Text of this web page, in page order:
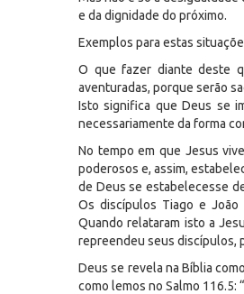
e da dignidade do próximo.
Exemplos para estas
O que fazer diante deste
aventuradas, porque serão
Isto significa que Deus se
necessariamente da forma
No tempo em que Jesus
poderosos e, assim,
de Deus se estabelecesse
Os discípulos Tiago e João
Quando relataram isto a
repreendeu seus discípulos,
Deus se revela na Bíblia
como lemos no Salmo 116.5: